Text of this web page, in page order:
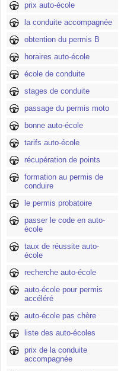
prix auto-école
la conduite accompagnée
obtention du permis B
horaires auto-école
école de conduite
stages de conduite
passage du permis moto
bonne auto-école
tarifs auto-école
récupération de points
formation au permis de
conduire
le permis probatoire
passer le code en auto-
école
taux de réussite auto-
école
recherche auto-école
auto-école pour permis
accéléré
auto-école pas chère
liste des auto-écoles
prix de la conduite
accompagnée